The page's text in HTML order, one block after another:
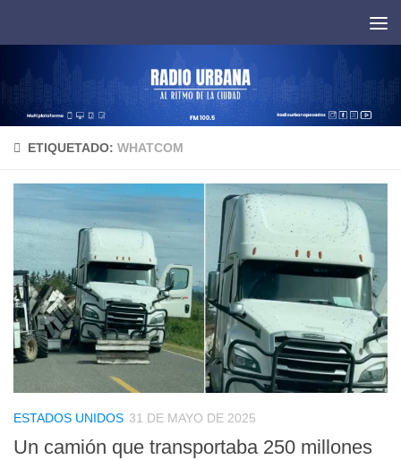
ETIQUETADO: WHATCOM
ESTADOS UNIDOS 31 DE MAYO DE 2025
Un camión que transportaba 250 millones